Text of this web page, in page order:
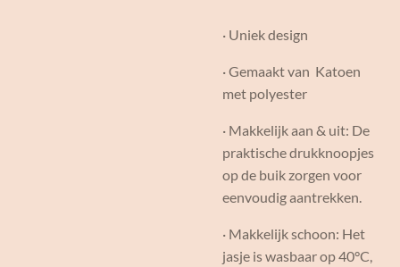
· Uniek design
· Gemaakt van Katoen
met polyester
· Makkelijk aan & uit: De
praktische drukknoopjes
op de buik zorgen voor
eenvoudig aantrekken.
· Makkelijk schoon: Het
jasje is wasbaar op 40°C,